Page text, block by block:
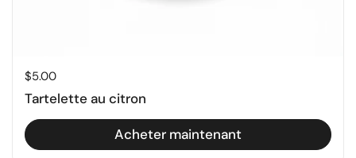
Prix régulier
$5.00
Tartelette au citron
Acheter maintenant